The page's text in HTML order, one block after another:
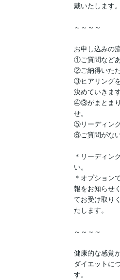
戴いたします。
～～～～
お申し込みの
①ご質問など
②ご納得いた
③ヒアリング
決めていきます
④③がまとまり
せ。
⑤リーディン
⑥ご質問がな
＊リーディン
い。
＊オプション
報をお知らせ
てお受け取り
たします。
～～～～
健康的な感覚
ダイエットに
す。